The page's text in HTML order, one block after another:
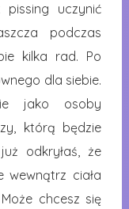
uczynić
podczas
kilka rad. Po
dla siebie.
jako osoby
którą będzie
odkryłaś, że
wewnątrz ciała
chcesz się